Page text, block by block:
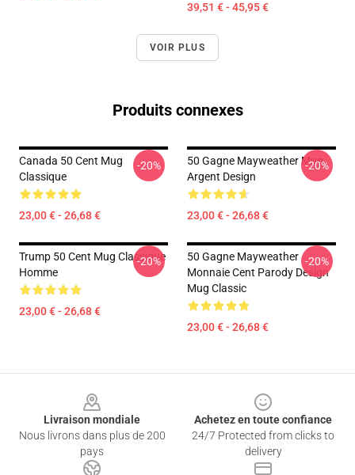
39,51 € - 45,95 €
VOIR PLUS
Produits connexes
Canada 50 Cent Mug
Classique
23,00 € - 26,68 €
-20%
50 Gagne Mayweather Mug
Argent Design
23,00 € - 26,68 €
-20%
Trump 50 Cent Mug Classique
Homme
23,00 € - 26,68 €
-20%
50 Gagne Mayweather
Monnaie Cent Parody Design
Mug Classic
23,00 € - 26,68 €
-20%
Livraison mondiale
Nous livrons dans plus de 200
pays
Achetez en toute confiance
24/7 Protected from clicks to
delivery